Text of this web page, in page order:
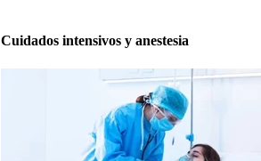
Cuidados intensivos y anestesia